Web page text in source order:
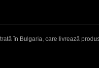
în Bulgaria, care livrează